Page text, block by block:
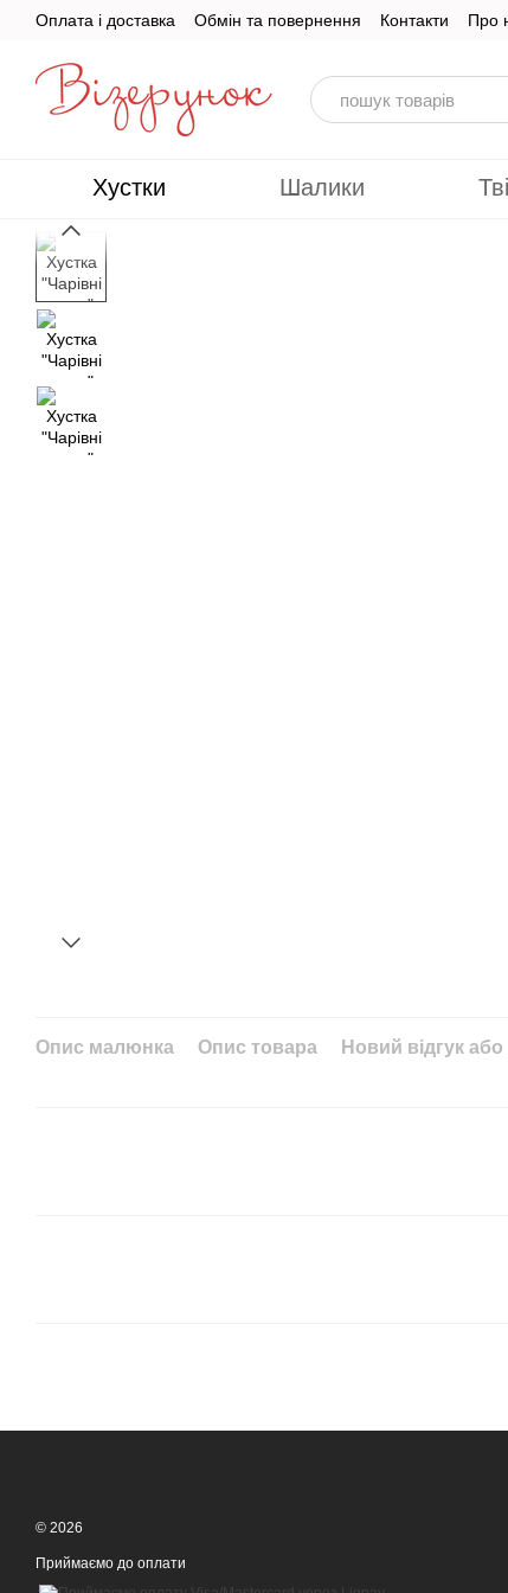
Перейти до основного контенту
Оплата і доставка Обмін та повернення Контакти Про
Хустки Шалики
Опис малюнка Опис товара Новий відгук
© 2026
Приймаємо до оплати